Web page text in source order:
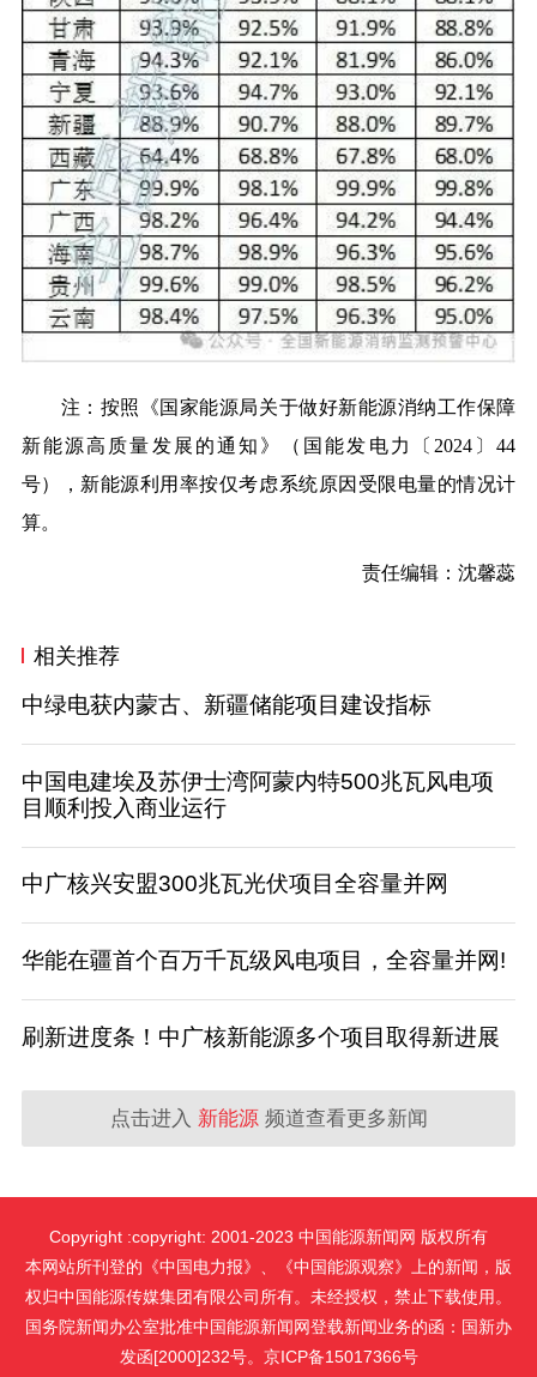
注：按照《国家能源局关于做好新能源消纳工作保障
新能源高质量发展的通知》（国能发电力〔2024〕44
号），新能源利用率按仅考虑系统原因受限电量的情况计
算。
责任编辑：沈馨蕊
相关推荐
中绿电获内蒙古、新疆储能项目建设指标
中国电建埃及苏伊士湾阿蒙内特500兆瓦风电项
目顺利投入商业运行
中广核兴安盟300兆瓦光伏项目全容量并网
华能在疆首个百万千瓦级风电项目，全容量并网!
刷新进度条！中广核新能源多个项目取得新进展
点击进入 新能源频道查看更多新闻
Copyright :copyright: 2001-2023 中国能源新闻网 版权所有
本网站所刊登的《中国电力报》、《中国能源观察》上的新闻，版
权归中国能源传媒集团有限公司所有。未经授权，禁止下载使用。
国务院新闻办公室批准中国能源新闻网登载新闻业务的函：国新办
发函[2000]232号。京ICP备15017366号